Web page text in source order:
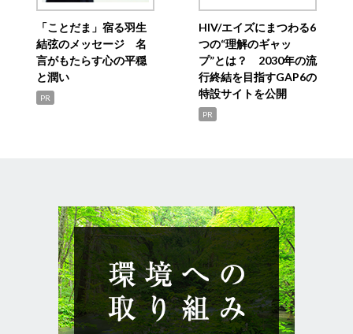
「ことだま」宿る羽生
結弦のメッセージ 名
言がもたらす心の平穏
と潤い
PR
HIV/エイズにまつわる6
つの“理解のギャッ
プ”とは？ 2030年の流
行終結を目指すGAP6の
特設サイトを公開
PR